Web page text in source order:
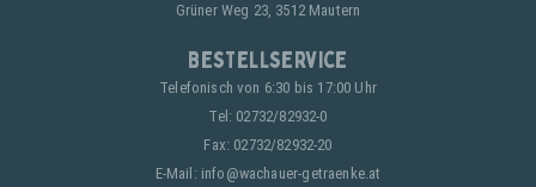
Grüner Weg 23, 3512 Mautern
Bestellservice
Telefonisch von 6:30 bis 17:00 Uhr
Tel: 02732/82932-0
Fax: 02732/82932-20
E-Mail: info@wachauer-getraenke.at